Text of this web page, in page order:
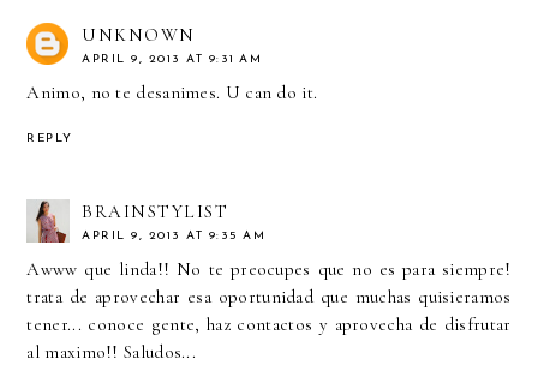
UNKNOWN
APRIL 9, 2013 AT 9:31 AM
Animo, no te desanimes. U can do it.
REPLY
BRAINSTYLIST
APRIL 9, 2013 AT 9:35 AM
Awww que linda!! No te preocupes que no es para siempre!
trata de aprovechar esa oportunidad que muchas quisieramos
tener... conoce gente, haz contactos y aprovecha de disfrutar
al maximo!! Saludos...